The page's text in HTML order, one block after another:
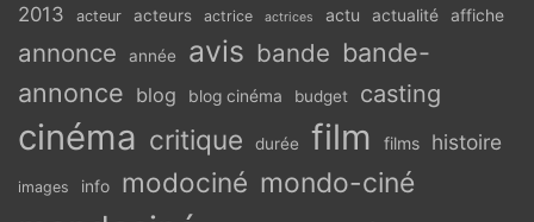
2013 acteur acteurs actrice actrices actu actualité affiche
annonce année avis bande bande-
annonce blog blog cinéma budget casting
cinéma critique durée film films histoire
images info modociné mondo-ciné